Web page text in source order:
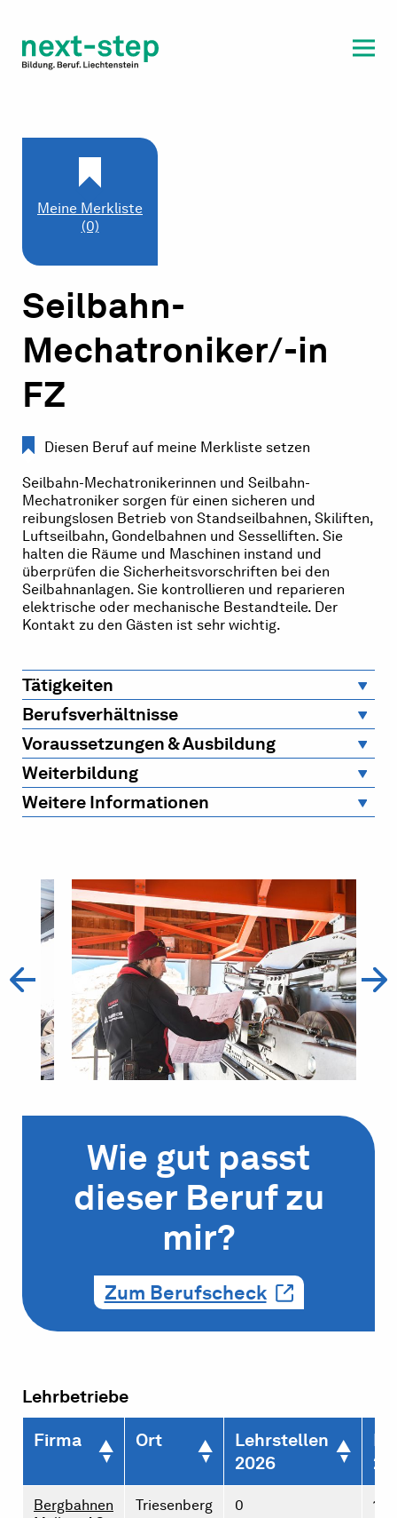
Beratung & Unterstützung
Meine Merkliste
(0)
Seilbahn-
Mechatroniker/-in
FZ
Diesen Beruf auf meine Merkliste setzen
Seilbahn-Mechatronikerinnen und Seilbahn-
Mechatroniker sorgen für einen sicheren und
reibungslosen Betrieb von Standseilbahnen, Skiliften,
Luftseilbahn, Gondelbahnen und Sesselliften. Sie
halten die Räume und Maschinen instand und
überprüfen die Sicherheitsvorschriften bei den
Seilbahnanlagen. Sie kontrollieren und reparieren
elektrische oder mechanische Bestandteile. Der
Kontakt zu den Gästen ist sehr wichtig.
Tätigkeiten
Berufsverhältnisse
Voraussetzungen & Ausbildung
Weiterbildung
Weitere Informationen
Wie gut passt
dieser Beruf zu
mir?
Zum Berufscheck
Lehrbetriebe
Firma Ort
Lehrstellen
2026
Bergbahnen
Triesenberg 0 1